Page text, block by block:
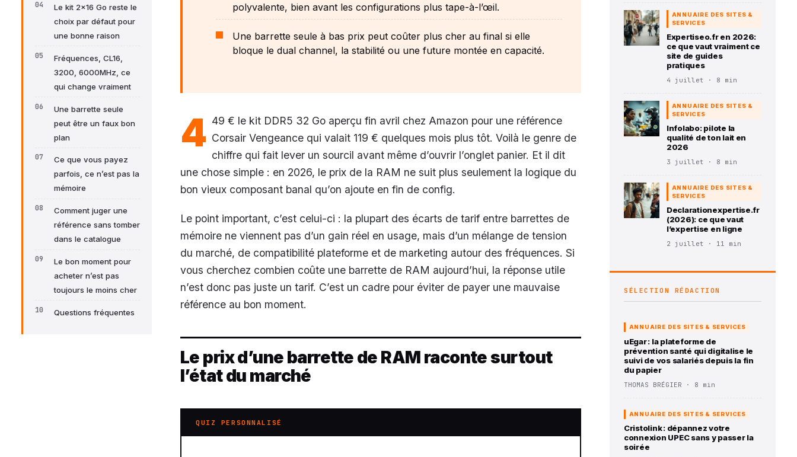
Le kit 2x16 Go reste le
choix par défaut pour
une bonne raison
Fréquences, CL16,
3200, 6000MHz, ce
qui change vraiment
Une barrette seule
peut être un faux bon
plan
Ce que vous payez
parfois, ce n’est pas la
mémoire
Comment juger une
référence sans tomber
dans le catalogue
Le bon moment pour
acheter n’est pas
toujours le moins cher
Questions fréquentes
polyvalente, bien avant les configurations plus tape-à-l’œil.
Une barrette seule à bas prix peut coûter plus cher au final si elle
bloque le dual channel, la stabilité ou une future montée en capacité.
4 49 € le kit DDR5 32 Go aperçu fin avril chez Amazon pour une référence
Corsair Vengeance qui valait 119 € quelques mois plus tôt. Voilà le genre de
chiffre qui fait lever un sourcil avant même d’ouvrir l’onglet panier. Et il dit
une chose simple : en 2026, le prix de la RAM ne suit plus seulement la logique du
bon vieux composant banal qu’on ajoute en fin de config.
Le point important, c’est celui-ci : la plupart des écarts de tarif entre barrettes de
mémoire ne viennent pas d’un gain réel en usage, mais d’un mélange de tension
du marché, de compatibilité plateforme et de marketing autour des fréquences. Si
vous cherchez combien coûte une barrette de RAM aujourd’hui, la réponse utile
n’est donc pas juste un tarif. C’est un cadre pour éviter de payer une mauvaise
référence au bon moment.
Le prix d’une barrette de RAM raconte surtout
l’état du marché
QUIZ PERSONNALISÉ
ANNUAIRE DES SITES &
SERVICES
Expertiseo.fr en 2026:
ce que vaut vraiment ce
site de guides
pratiques
4 juillet · 8 min
ANNUAIRE DES SITES &
SERVICES
Infolabo: pilote la
qualité de ton lait en
2026
3 juillet · 8 min
ANNUAIRE DES SITES &
SERVICES
Declarationexpertise.fr
(2026): ce que vaut
l’expertise en ligne
2 juillet · 11 min
SÉLECTION RÉDACTION
ANNUAIRE DES SITES & SERVICES
uEgar : la plateforme de
prévention santé qui digitalise le
suivi de vos salariés depuis la fin
du papier
THOMAS BRÉGIER · 8 min
ANNUAIRE DES SITES & SERVICES
Cristolink : dépannez votre
connexion UPEC sans y passer la
soirée